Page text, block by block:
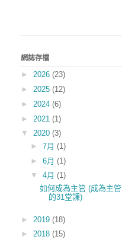
網誌存檔
► 2026 (23)
► 2025 (12)
► 2024 (6)
► 2021 (1)
▼ 2020 (3)
► 7月 (1)
► 6月 (1)
▼ 4月 (1)
如何成為主管 (成為主管
的31堂課)
► 2019 (18)
► 2018 (15)